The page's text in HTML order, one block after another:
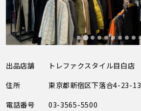
出品店舗
トレファクスタイル目白店
住所
東京都新宿区下落合4-23-13
電話番号
03-3565-5500